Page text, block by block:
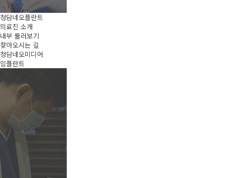
청담네오플란트
의료진 소개
내부 둘러보기
찾아오시는 길
청담네오미디어
임플란트